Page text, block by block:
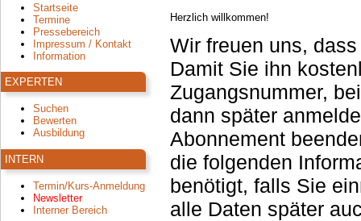
Startseite
Termine
Pressebereich
Impressum / Kontakt
Information
EXPERTEN
Suchen
Bewerten
Ausbildung
INTERN
Termin/Kurs-Anmeldung
Newsletter
Interner Bereich
Herzlich willkommen!
Wir freuen uns,
Damit Sie ihn
Zugangsnummer,
dann später
Abonnement beenden oder Kurse
die folgenden
benötigt, falls Sie einmal Ihr Passwort nicht mehr wissen. Sie können
alle Daten später